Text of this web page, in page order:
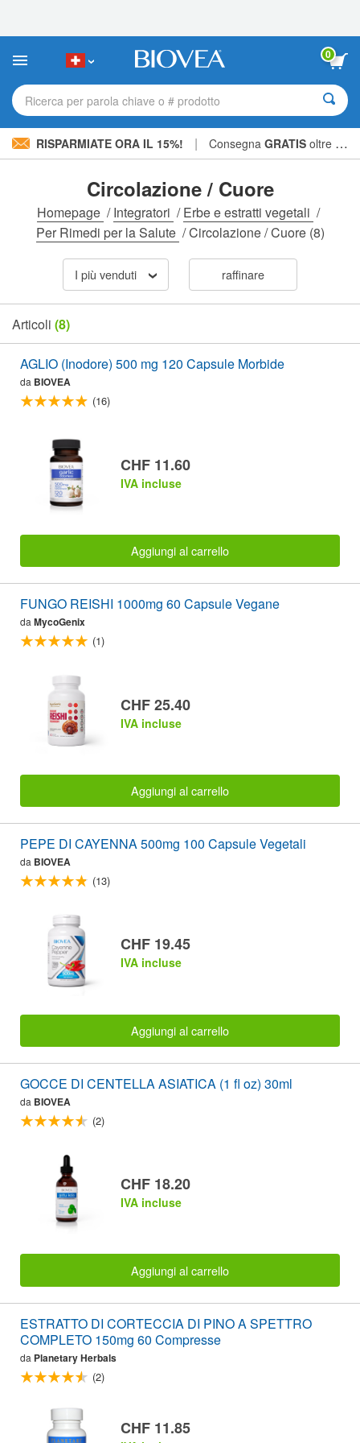
sito
include
sistema
0
Ricerca per parola chiave o # prodotto
RISPARMIATE ORA IL 15%! | Consegna GRATIS oltre CHF 56.00 »
Circolazione / Cuore
Homepage /Integratori /Erbe e estratti vegetali /
Per Rimedi per la Salute /Circolazione / Cuore(8)
I più venduti raffinare
Articoli (8)
AGLIO (Inodore) 500 mg 120 Capsule Morbide
da BIOVEA
(16)
CHF 11.60
IVA incluse
Aggiungi al carrello
FUNGO REISHI 1000mg 60 Capsule Vegane
da MycoGenix
(1)
CHF 25.40
IVA incluse
Aggiungi al carrello
PEPE DI CAYENNA 500mg 100 Capsule Vegetali
da BIOVEA
(13)
CHF 19.45
IVA incluse
Aggiungi al carrello
GOCCE DI CENTELLA ASIATICA (1 fl oz) 30ml
da BIOVEA
(2)
CHF 18.20
IVA incluse
Aggiungi al carrello
ESTRATTO DI CORTECCIA DI PINO A SPETTRO
COMPLETO 150mg 60 Compresse
da Planetary Herbals
(2)
CHF 11.85